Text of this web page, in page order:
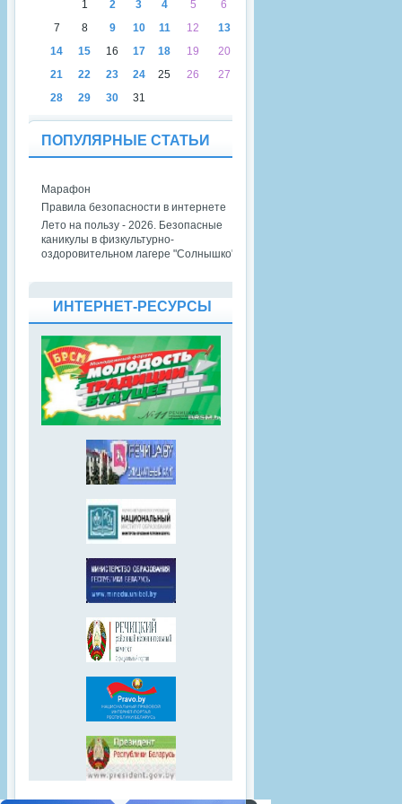
1
2 3 4 5
6
7
8 9 10 11 12
13
14
15 16 17 18 19
20
21
22 23 24 25 26
27
28
29 30 31
ПОПУЛЯРНЫЕ СТАТЬИ
Марафон
Правила безопасности в интернете
Лето на пользу - 2026. Безопасные
каникулы в физкультурно-
оздоровительном лагере "Солнышко"
ИНТЕРНЕТ-РЕСУРСЫ